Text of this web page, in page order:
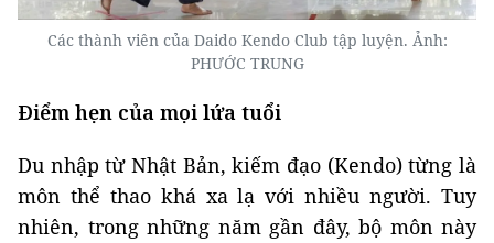
Các thành viên của Daido Kendo Club tập luyện. Ảnh:
PHƯỚC TRUNG
Điểm hẹn của mọi lứa tuổi
Du nhập từ Nhật Bản, kiếm đạo (Kendo) từng là
môn thể thao khá xa lạ với nhiều người. Tuy
nhiên, trong những năm gần đây, bộ môn này